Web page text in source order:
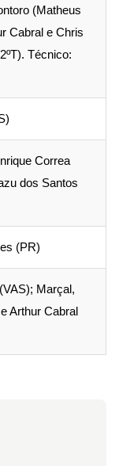
(Matheus
Cabral e Chris
Técnico:
Correa
dos Santos
(PR)
Marçal,
Arthur Cabral